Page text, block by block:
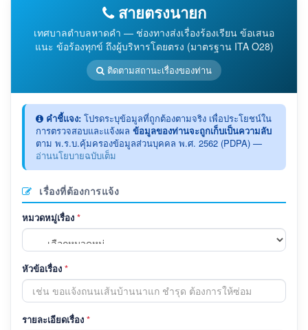
สายตรงนายก
เทศบาลตำบลหาดคำ — ช่องทางส่งเรื่องร้องเรียน ข้อเสนอ
แนะ ข้อร้องทุกข์ ถึงผู้บริหารโดยตรง (มาตรฐาน ITA O28)
ติดตามสถานะเรื่องของท่าน
คำชี้แจง: โปรดระบุข้อมูลที่ถูกต้องตามจริง เพื่อประโยชน์ใน
การตรวจสอบและแจ้งผล ข้อมูลของท่านจะถูกเก็บเป็นความลับ
ตาม พ.ร.บ.คุ้มครองข้อมูลส่วนบุคคล พ.ศ. 2562 (PDPA) —
อ่านนโยบายฉบับเต็ม
เรื่องที่ต้องการแจ้ง
หมวดหมู่เรื่อง *
หัวข้อเรื่อง *
รายละเอียดเรื่อง *